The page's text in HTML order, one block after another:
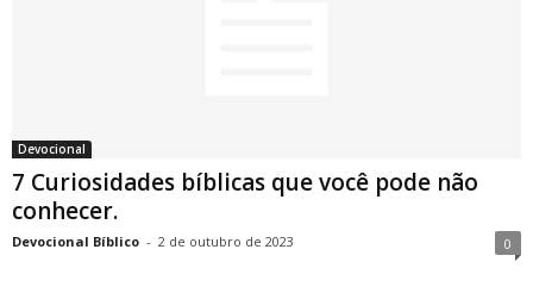
Devocional
7 Curiosidades bíblicas que você pode não
conhecer.
Devocional Bíblico - 2 de outubro de 2023 0